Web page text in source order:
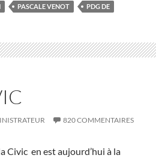
PASCALE VENOT PDG DE
820 COMMENTAIRES
Civic en est aujourd’hui à la